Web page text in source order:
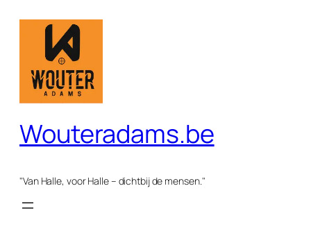
inhoud
Wouteradams.be
"Van Halle, voor Halle – dichtbij de mensen."